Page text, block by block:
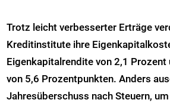
Trotz leicht verbesserter Erträge
Kreditinstitute ihre
Eigenkapitalrendite von 2,1
von 5,6 Prozentpunkten. Anders
Jahresüberschuss nach Steuern,